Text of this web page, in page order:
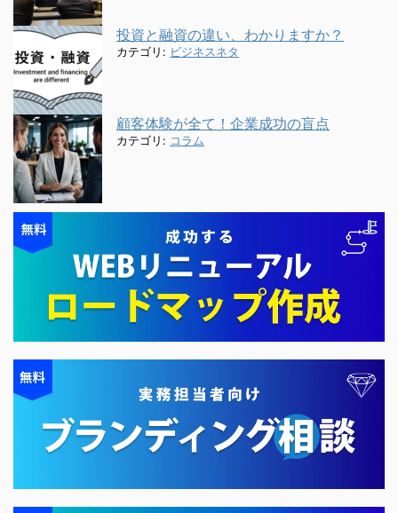
投資と融資の違い、わかりますか？
カテゴリ: ビジネスネタ
顧客体験が全て！企業成功の盲点
カテゴリ: コラム